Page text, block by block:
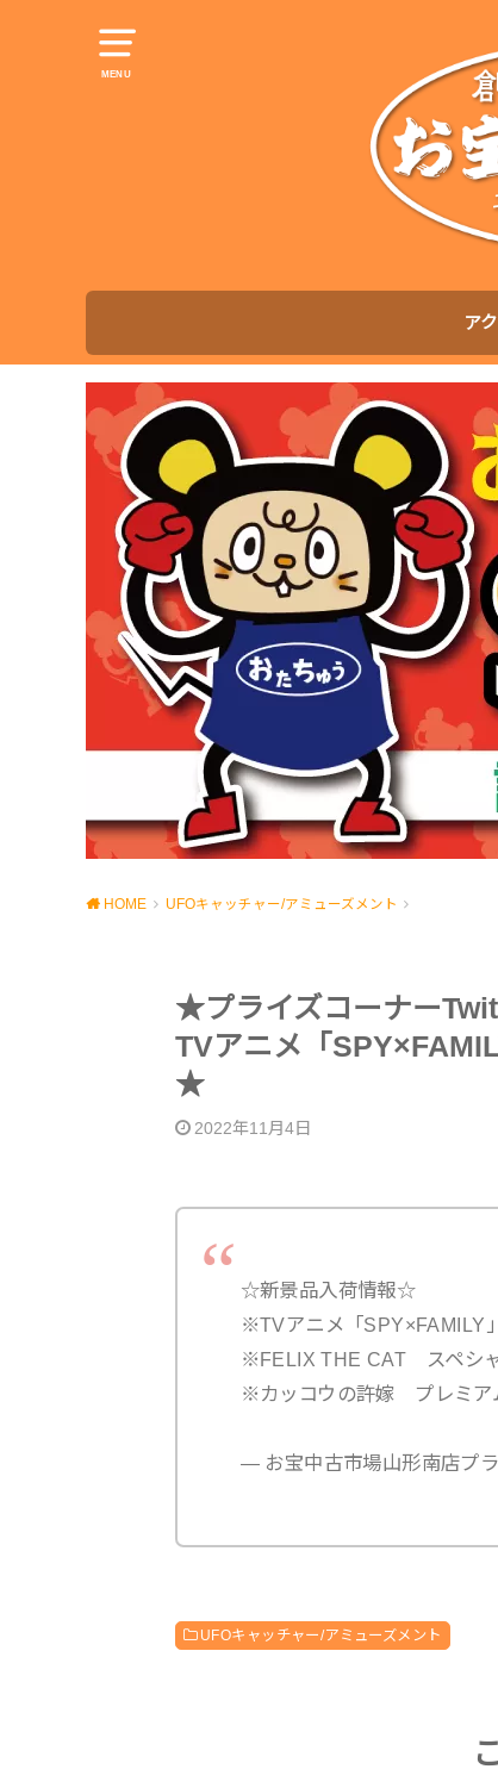
MENU
ア
HOME UFOキャッチャー/アミューズメント
★プライズコーナー
TVアニメ「
★
2022年11月4日
☆新景品入荷情報☆
※TVアニメ「SPY×FAMILY
※FELIX THE CAT スペシ
※カッコウの許嫁 プレミア
— お宝中古市場山形南店プ
UFOキャッチャー/アミューズメント